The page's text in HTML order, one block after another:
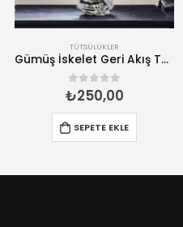
TÜTSÜLÜKLER
Gümüş İskelet Geri Akış Tütsülük – El Yapımı Tütsü Brülörü
0 5 üzerinden
₺250,00
SEPETE EKLE